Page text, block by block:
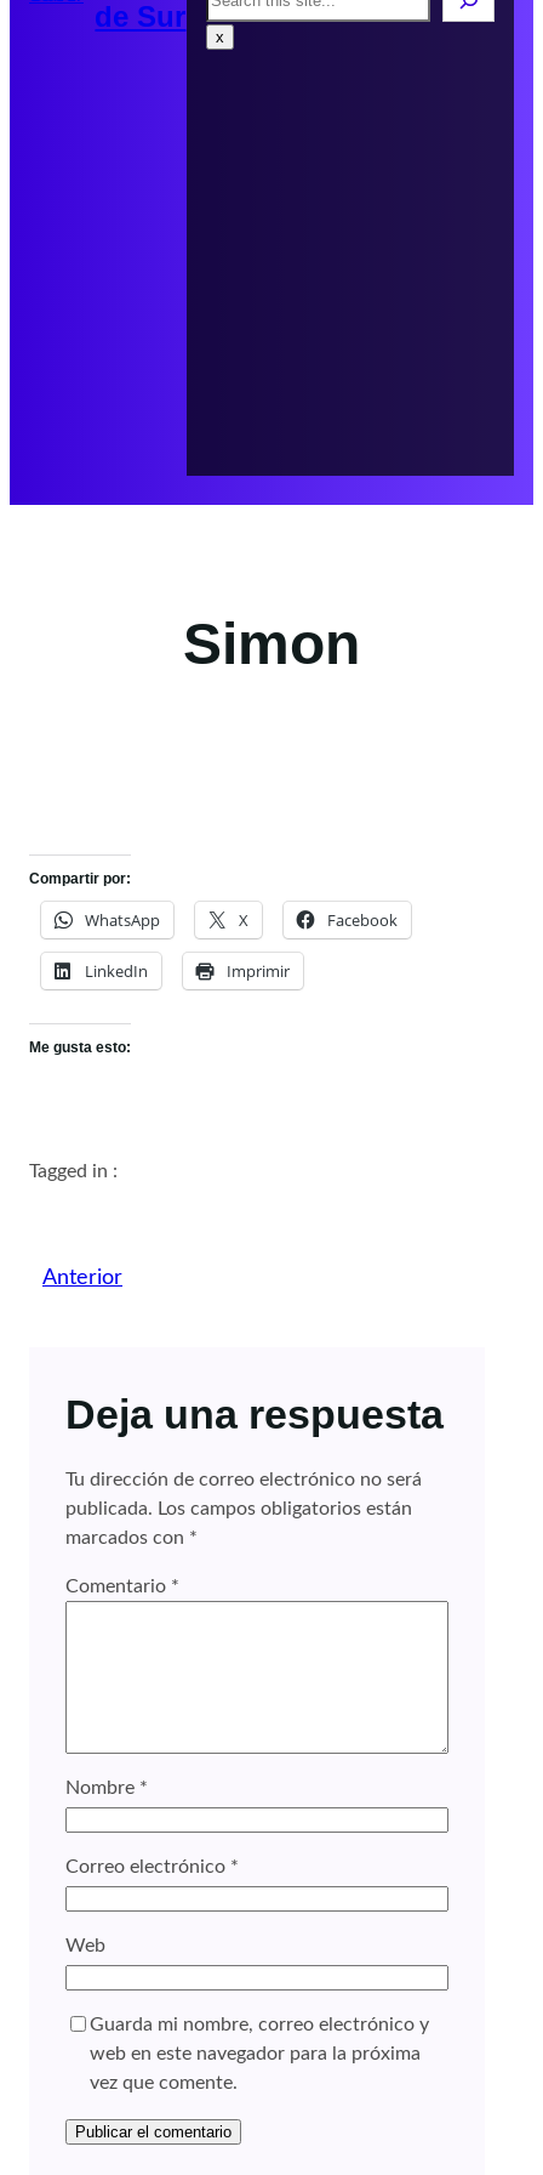
de Sur
x
Simon
Compartir por:
WhatsApp X Facebook
LinkedIn Imprimir
Me gusta esto:
Tagged in :
Anterior
Deja una respuesta
Tu dirección de correo electrónico no será
publicada. Los campos obligatorios están
marcados con *
Comentario *
Nombre *
Correo electrónico *
Web
Guarda mi nombre, correo electrónico y
web en este navegador para la próxima
vez que comente.